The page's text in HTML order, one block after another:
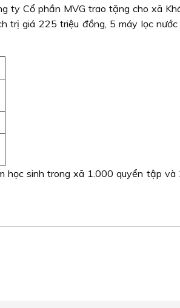
ty Cổ phần MVG trao tặng cho xã
trị giá 225 triệu đồng, 5 máy lọc
học sinh trong xã 1.000 quyển tập